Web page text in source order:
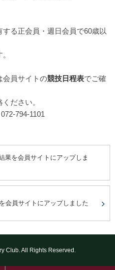
る正会員・週日会員で60歳以
会員サイトの競技日程表でご確
ださい。
794-1101
を会員サイトにアップしま
会員サイトにアップしました
Club. All Rights Reserved.